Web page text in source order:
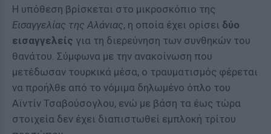
Η υπόθεση βρίσκεται στο μικροσκόπιο της
Εισαγγελίας της Αλάνιας, η οποία έχει ορίσει δύο
εισαγγελείς για τη διερεύνηση των συνθηκών του
θανάτου. Σύμφωνα με την ανακοίνωση που
μετέδωσαν τουρκικά μέσα, ο τραυματισμός φέρεται
να προήλθε από το νόμιμα δηλωμένο όπλο του
Αϊντίν Τσαβούσογλου, ενώ με βάση τα έως τώρα
στοιχεία δεν έχει διαπιστωθεί εμπλοκή τρίτου